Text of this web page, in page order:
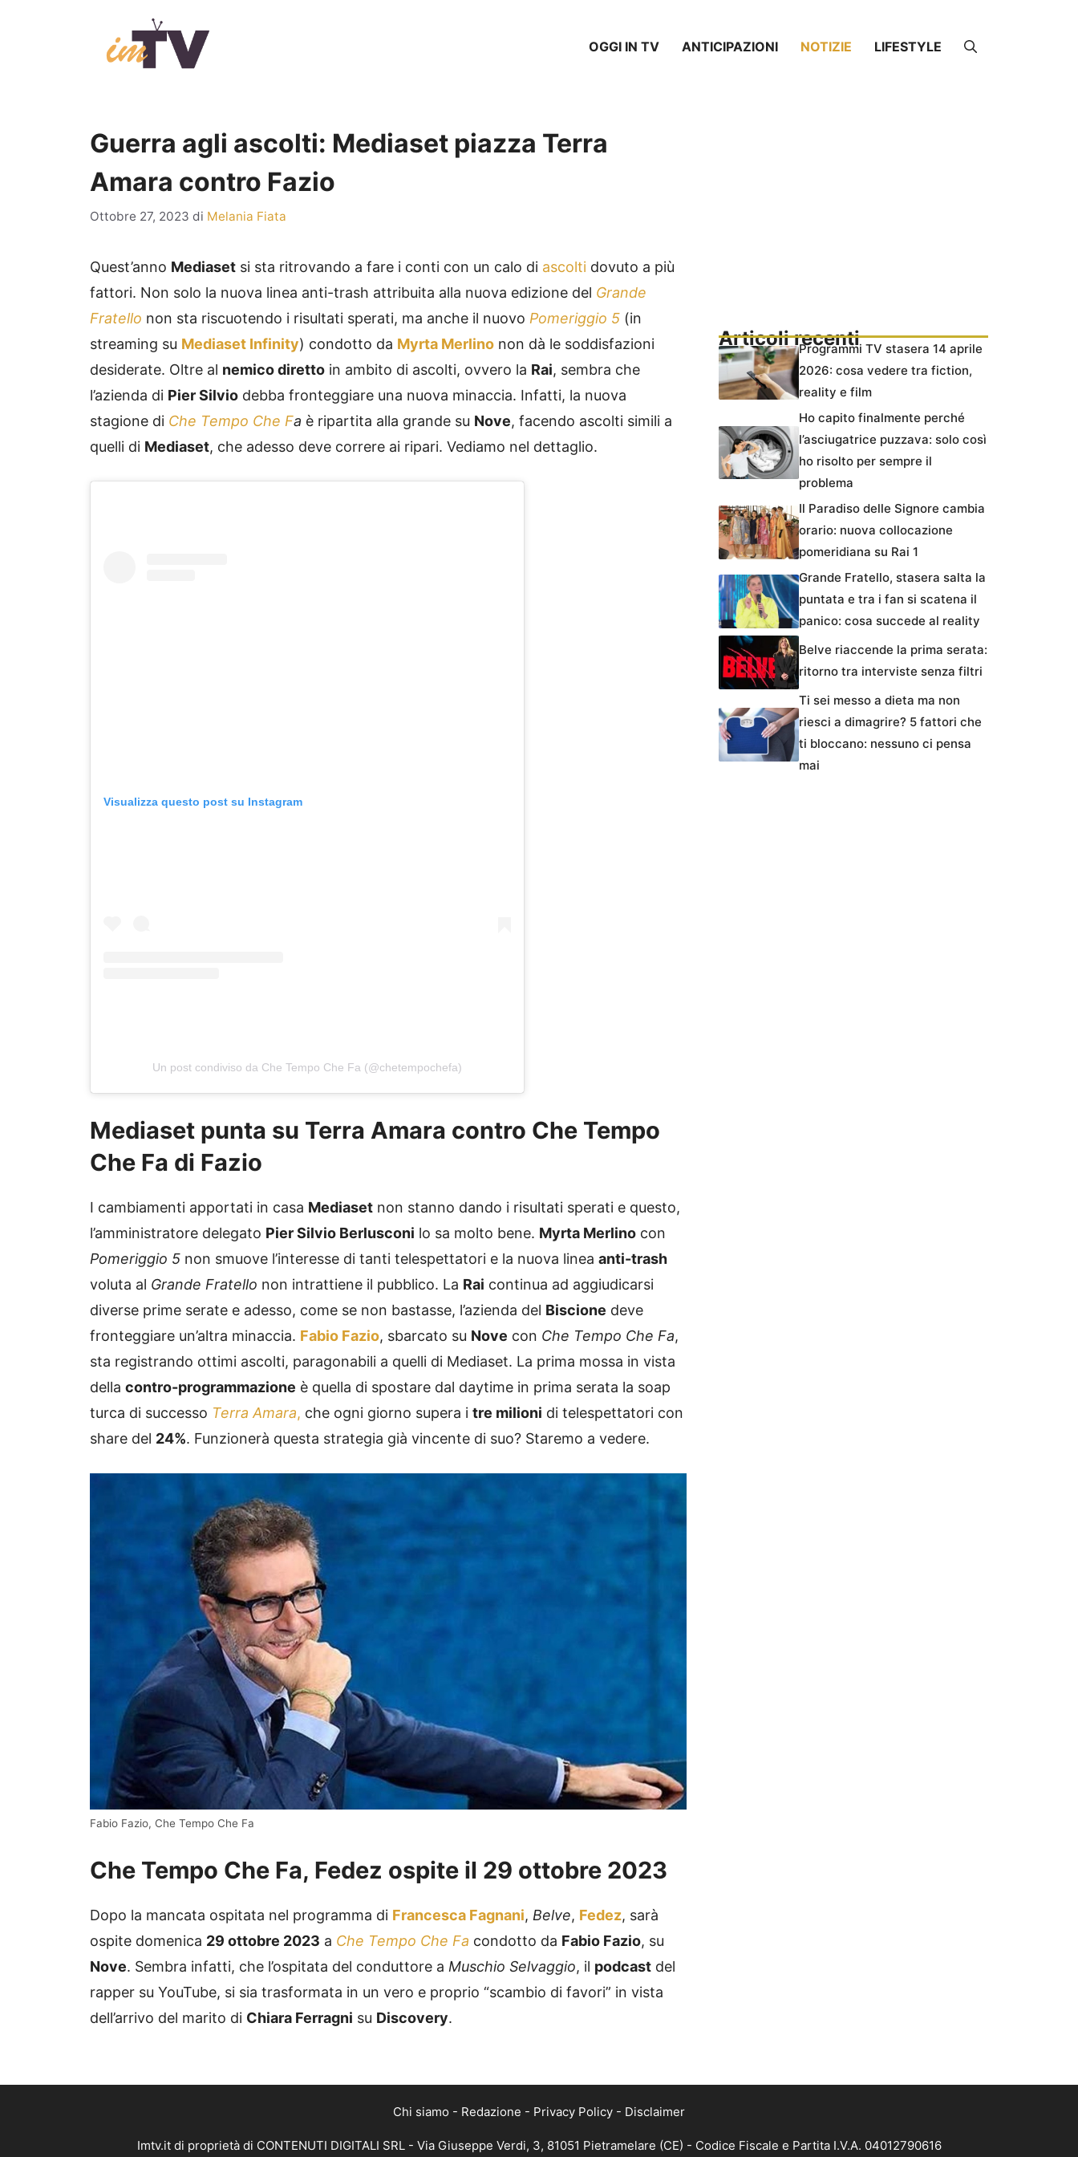
OGGI IN TV ANTICIPAZIONI NOTIZIE LIFESTYLE
Guerra agli ascolti: Mediaset piazza Terra
Amara contro Fazio
Ottobre 27, 2023 di Melania Fiata
Quest’anno Mediaset si sta ritrovando a fare i conti con un calo di ascolti dovuto a più
fattori. Non solo la nuova linea anti-trash attribuita alla nuova edizione del Grande
Fratello non sta riscuotendo i risultati sperati, ma anche il nuovo Pomeriggio 5 (in
streaming su Mediaset Infinity) condotto da Myrta Merlino non dà le soddisfazioni
desiderate. Oltre al nemico diretto in ambito di ascolti, ovvero la Rai, sembra che
l’azienda di Pier Silvio debba fronteggiare una nuova minaccia. Infatti, la nuova
stagione di Che Tempo Che Fa è ripartita alla grande su Nove, facendo ascolti simili a
quelli di Mediaset, che adesso deve correre ai ripari. Vediamo nel dettaglio.
Visualizza questo post su Instagram
Un post condiviso da Che Tempo Che Fa (@chetempochefa)
Mediaset punta su Terra Amara contro Che Tempo
Che Fa di Fazio
I cambiamenti apportati in casa Mediaset non stanno dando i risultati sperati e questo,
l’amministratore delegato Pier Silvio Berlusconi lo sa molto bene. Myrta Merlino con
Pomeriggio 5 non smuove l’interesse di tanti telespettatori e la nuova linea anti-trash
voluta al Grande Fratello non intrattiene il pubblico. La Rai continua ad aggiudicarsi
diverse prime serate e adesso, come se non bastasse, l’azienda del Biscione deve
fronteggiare un’altra minaccia. Fabio Fazio, sbarcato su Nove con Che Tempo Che Fa,
sta registrando ottimi ascolti, paragonabili a quelli di Mediaset. La prima mossa in vista
della contro-programmazione è quella di spostare dal daytime in prima serata la soap
turca di successo Terra Amara, che ogni giorno supera i tre milioni di telespettatori con
share del 24%. Funzionerà questa strategia già vincente di suo? Staremo a vedere.
Fabio Fazio, Che Tempo Che Fa
Che Tempo Che Fa, Fedez ospite il 29 ottobre 2023
Dopo la mancata ospitata nel programma di Francesca Fagnani, Belve, Fedez, sarà
ospite domenica 29 ottobre 2023 a Che Tempo Che Fa condotto da Fabio Fazio, su
Nove. Sembra infatti, che l’ospitata del conduttore a Muschio Selvaggio, il podcast del
rapper su YouTube, si sia trasformata in un vero e proprio “scambio di favori” in vista
dell’arrivo del marito di Chiara Ferragni su Discovery.
Articoli recentiProgrammi TV stasera 14 aprile
2026: cosa vedere tra fiction,
reality e film
Ho capito finalmente perché
l’asciugatrice puzzava: solo così
ho risolto per sempre il
problema
Il Paradiso delle Signore cambia
orario: nuova collocazione
pomeridiana su Rai 1
Grande Fratello, stasera salta la
puntata e tra i fan si scatena il
panico: cosa succede al reality
Belve riaccende la prima serata:
ritorno tra interviste senza filtri
Ti sei messo a dieta ma non
riesci a dimagrire? 5 fattori che
ti bloccano: nessuno ci pensa
mai
Chi siamo - Redazione - Privacy Policy - Disclaimer
Imtv.it di proprietà di CONTENUTI DIGITALI SRL - Via Giuseppe Verdi, 3, 81051 Pietramelare (CE) - Codice Fiscale e Partita I.V.A. 04012790616